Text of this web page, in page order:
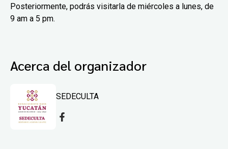
Posteriormente, podrás visitarla de miércoles a lunes, de
9 am a 5 pm.
Acerca del organizador
SEDECULTA